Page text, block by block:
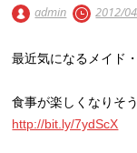
admin 2012/
最近気になるメイド
食事が楽しくなりそ
http://bit.ly/7ydScX